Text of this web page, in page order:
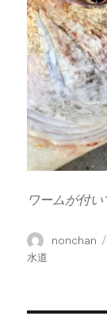
ワームが付
投
nonchan
水道